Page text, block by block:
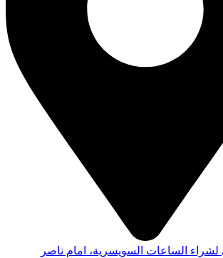
لشراء الساعات السويسرية، امام ناصر